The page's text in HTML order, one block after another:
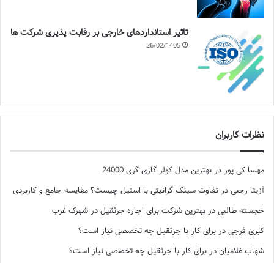
تاثیر استانداردهای خارجی بر رقابت پذیری شرکت ها
26/02/1405
نظرات کاربران
مهسا کی پور در بهترین مدل کولر گازی گری 24000
آزیتا رجبی در تفاوت سینک گرانیتی با استیل چیست؟ مقایسه جامع و کاربردی
خجسته طالبی در بهترین شرکت برای اجاره جرثقیل در شهرک غرب
کبری فرجی در برای کار با جرثقیل چه تخصصی نیاز است؟
شهاب غلامیان در برای کار با جرثقیل چه تخصصی نیاز است؟